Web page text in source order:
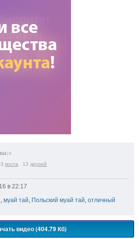
| 0
поста 13 друзей
в 22:17
, муай тай, Польский муай тай, отличный
видео (404.79 Кб)